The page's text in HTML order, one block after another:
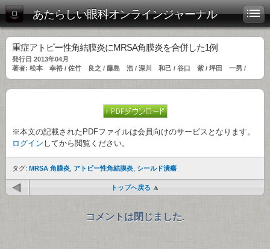
あたらしい眼科オンラインジャーナル
重症アトピー性角結膜炎にMRSA角膜炎を合併した1例
発行日 2013年04月
著者: 松本 幸裕 / 佐竹 良之 / 藤島 浩 / 深川 和己 / 谷口 紫 / 坪田 一男 /
※本文の記載されたPDFファイルは会員向けのサービスとなります。
ログイン してから閲覧ください。
タグ: MRSA 角膜炎 アトピー性角結膜炎 シールド潰瘍
トップへ戻る
コメントは閉じました.